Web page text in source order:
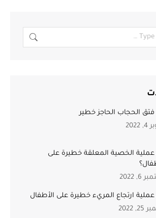
الحجاب الحاجز خطير
الخصية المعلقة خطيرة على
2022
ارتجاع المريء خطيرة على الأطفال
2022